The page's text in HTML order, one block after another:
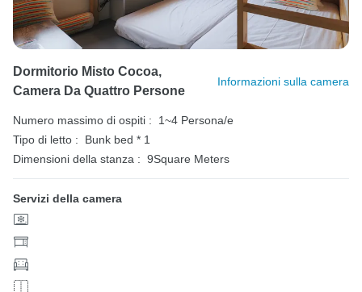
Dormitorio Misto Cocoa,
Camera Da Quattro Persone
Informazioni sulla camera
Numero massimo di ospiti :
1~4 Persona/e
Tipo di letto :
Bunk bed * 1
Dimensioni della stanza : 9Square Meters
Servizi della camera